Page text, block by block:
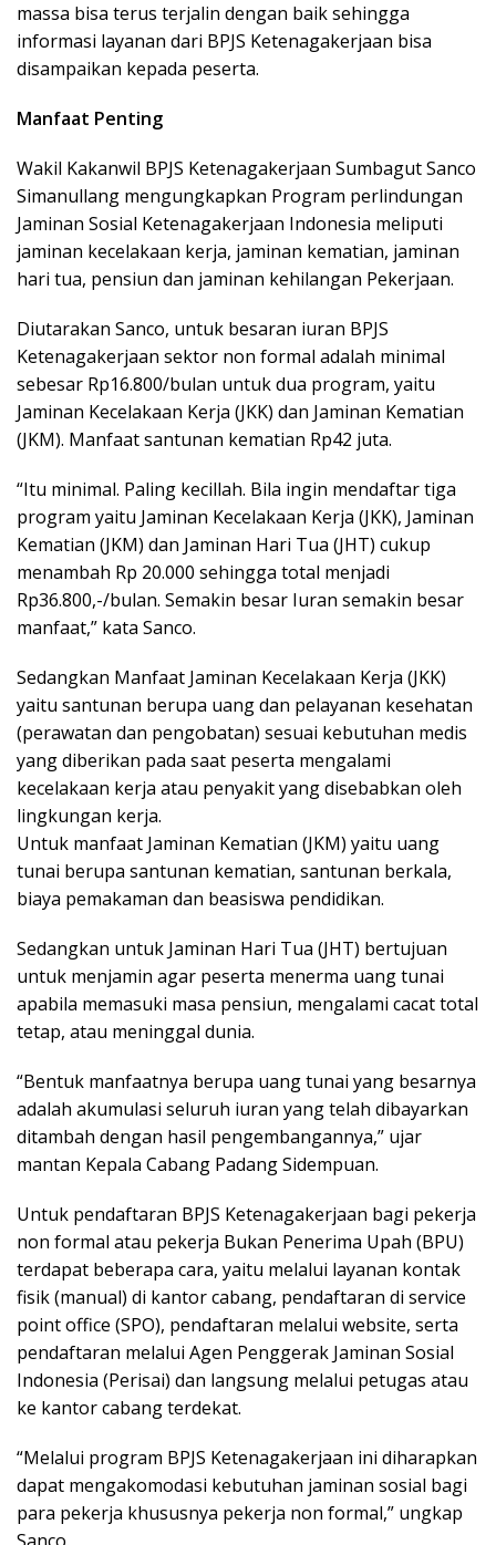
massa bisa terus terjalin dengan baik sehingga
informasi layanan dari BPJS Ketenagakerjaan bisa
disampaikan kepada peserta.
Manfaat Penting
Wakil Kakanwil BPJS Ketenagakerjaan Sumbagut Sanco
Simanullang mengungkapkan Program perlindungan
Jaminan Sosial Ketenagakerjaan Indonesia meliputi
jaminan kecelakaan kerja, jaminan kematian, jaminan
hari tua, pensiun dan jaminan kehilangan Pekerjaan.
Diutarakan Sanco, untuk besaran iuran BPJS
Ketenagakerjaan sektor non formal adalah minimal
sebesar Rp16.800/bulan untuk dua program, yaitu
Jaminan Kecelakaan Kerja (JKK) dan Jaminan Kematian
(JKM). Manfaat santunan kematian Rp42 juta.
“Itu minimal. Paling kecillah. Bila ingin mendaftar tiga
program yaitu Jaminan Kecelakaan Kerja (JKK), Jaminan
Kematian (JKM) dan Jaminan Hari Tua (JHT) cukup
menambah Rp 20.000 sehingga total menjadi
Rp36.800,-/bulan. Semakin besar Iuran semakin besar
manfaat,” kata Sanco.
Sedangkan Manfaat Jaminan Kecelakaan Kerja (JKK)
yaitu santunan berupa uang dan pelayanan kesehatan
(perawatan dan pengobatan) sesuai kebutuhan medis
yang diberikan pada saat peserta mengalami
kecelakaan kerja atau penyakit yang disebabkan oleh
lingkungan kerja.
Untuk manfaat Jaminan Kematian (JKM) yaitu uang
tunai berupa santunan kematian, santunan berkala,
biaya pemakaman dan beasiswa pendidikan.
Sedangkan untuk Jaminan Hari Tua (JHT) bertujuan
untuk menjamin agar peserta menerma uang tunai
apabila memasuki masa pensiun, mengalami cacat total
tetap, atau meninggal dunia.
“Bentuk manfaatnya berupa uang tunai yang besarnya
adalah akumulasi seluruh iuran yang telah dibayarkan
ditambah dengan hasil pengembangannya,” ujar
mantan Kepala Cabang Padang Sidempuan.
Untuk pendaftaran BPJS Ketenagakerjaan bagi pekerja
non formal atau pekerja Bukan Penerima Upah (BPU)
terdapat beberapa cara, yaitu melalui layanan kontak
fisik (manual) di kantor cabang, pendaftaran di service
point office (SPO), pendaftaran melalui website, serta
pendaftaran melalui Agen Penggerak Jaminan Sosial
Indonesia (Perisai) dan langsung melalui petugas atau
ke kantor cabang terdekat.
“Melalui program BPJS Ketenagakerjaan ini diharapkan
dapat mengakomodasi kebutuhan jaminan sosial bagi
para pekerja khususnya pekerja non formal,” ungkap